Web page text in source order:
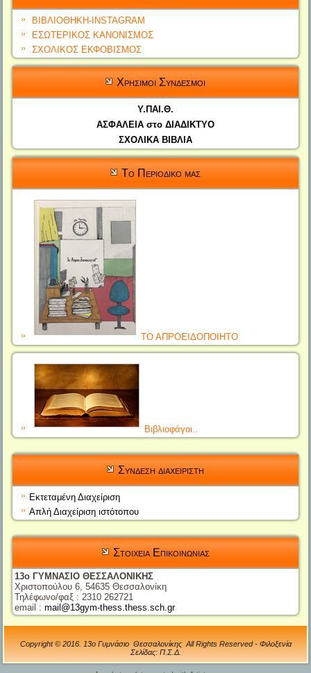
ΒΙΒΛΙΟΘΗΚΗ-INSTAGRAM
ΕΣΩΤΕΡΙΚΟΣ ΚΑΝΟΝΙΣΜΟΣ
ΣΧΟΛΙΚΟΣ ΕΚΦΟΒΙΣΜΟΣ
Χρησιμοι Συνδεσμοι
Υ.ΠΑΙ.Θ.
ΑΣΦΑΛΕΙΑ στο ΔΙΑΔΙΚΤΥΟ
ΣΧΟΛΙΚΑ ΒΙΒΛΙΑ
Το Περιοδικο μας
ΤΟ ΑΠΡΟΕΙΔΟΠΟΙΗΤΟ
Βιβλιοφάγοι..
Συνδεση διαχειριστη
Εκτεταμένη Διαχείριση
Απλή Διαχείριση ιστότοπου
Στοιχεια Επικοινωνιας
13ο ΓΥΜΝΑΣΙΟ ΘΕΣΣΑΛΟΝΙΚΗΣ
Χριστοπούλου 6, 54635 Θεσσαλονίκη
Τηλέφωνο/φαξ : 2310 262721
email :mail@13gym-thess.thess.sch.gr
Copyright © 2016. 13ο Γυμνάσιο Θεσσαλονίκης All Rights Reserved - Φιλοξενία
Σελίδας: Π.Σ.Δ.